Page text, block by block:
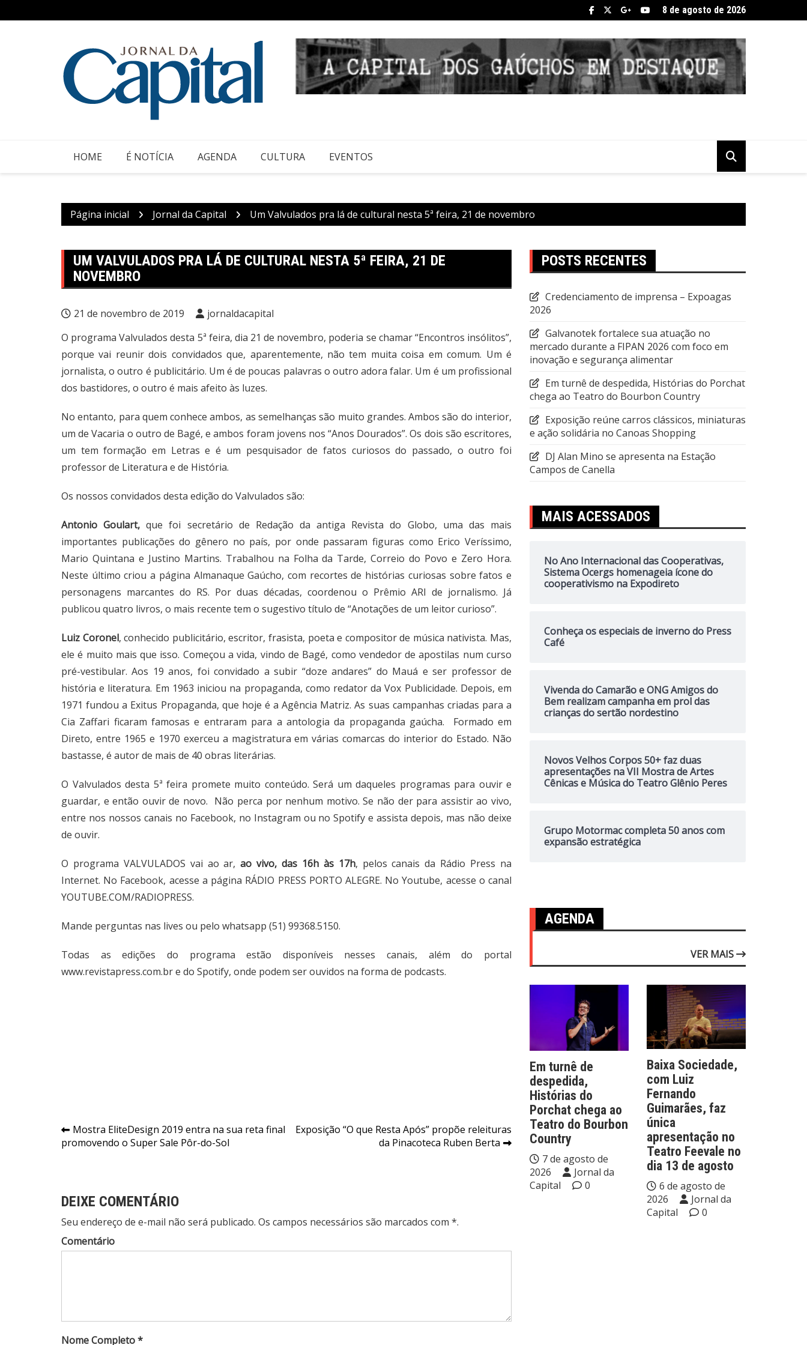
para
8 de agosto de 2026
HOME É NOTÍCIA AGENDA CULTURA EVENTOS
Página inicial Jornal da Capital Um Valvulados pra lá de cultural nesta 5ª feira, 21 de novembro
UM VALVULADOS PRA LÁ DE CULTURAL NESTA 5ª FEIRA, 21 DE
NOVEMBRO
21 de novembro de 2019
jornaldacapital
O programa Valvulados desta 5ª feira, dia 21 de novembro, poderia se chamar “Encontros insólitos”,
porque vai reunir dois convidados que, aparentemente, não tem muita coisa em comum. Um é
jornalista, o outro é publicitário. Um é de poucas palavras o outro adora falar. Um é um profissional
dos bastidores, o outro é mais afeito às luzes.
No entanto, para quem conhece ambos, as semelhanças são muito grandes. Ambos são do interior,
um de Vacaria o outro de Bagé, e ambos foram jovens nos “Anos Dourados”. Os dois são escritores,
um tem formação em Letras e é um pesquisador de fatos curiosos do passado, o outro foi
professor de Literatura e de História.
Os nossos convidados desta edição do Valvulados são:
Antonio Goulart,que foi secretário de Redação da antiga Revista do Globo, uma das mais
importantes publicações do gênero no país, por onde passaram figuras como Erico Veríssimo,
Mario Quintana e Justino Martins. Trabalhou na Folha da Tarde, Correio do Povo e Zero Hora.
Neste último criou a página Almanaque Gaúcho, com recortes de histórias curiosas sobre fatos e
personagens marcantes do RS. Por duas décadas, coordenou o Prêmio ARI de jornalismo. Já
publicou quatro livros, o mais recente tem o sugestivo título de “Anotações de um leitor curioso”.
Luiz Coronel, conhecido publicitário, escritor, frasista, poeta e compositor de música nativista. Mas,
ele é muito mais que isso. Começou a vida, vindo de Bagé, como vendedor de apostilas num curso
pré-vestibular. Aos 19 anos, foi convidado a subir “doze andares” do Mauá e ser professor de
história e literatura. Em 1963 iniciou na propaganda, como redator da Vox Publicidade. Depois, em
1971 fundou a Exitus Propaganda, que hoje é a Agência Matriz. As suas campanhas criadas para a
Cia Zaffari ficaram famosas e entraram para a antologia da propaganda gaúcha. Formado em
Direto, entre 1965 e 1970 exerceu a magistratura em várias comarcas do interior do Estado. Não
bastasse, é autor de mais de 40 obras literárias.
O Valvulados desta 5ª feira promete muito conteúdo. Será um daqueles programas para ouvir e
guardar, e então ouvir de novo. Não perca por nenhum motivo. Se não der para assistir ao vivo,
entre nos nossos canais no Facebook, no Instagram ou no Spotify e assista depois, mas não deixe
de ouvir.
O programa VALVULADOS vai ao ar,ao vivo, das 16h às 17h, pelos canais da Rádio Press na
Internet. No Facebook, acesse a página RÁDIO PRESS PORTO ALEGRE. No Youtube, acesse o canal
YOUTUBE.COM/RADIOPRESS.
Mande perguntas nas lives ou pelo whatsapp (51) 99368.5150.
Todas as edições do programa estão disponíveis nesses canais, além do portal
www.revistapress.com.bre do Spotify, onde podem ser ouvidos na forma de podcasts.
Navegação
de
Mostra EliteDesign 2019 entra na sua reta final
promovendo o Super Sale Pôr-do-Sol
Exposição “O que Resta Após” propõe releituras
da Pinacoteca Ruben Berta
DEIXE COMENTÁRIO
Seu endereço de e-mail não será publicado. Os campos necessários são marcados com *.
Comentário
Nome Completo *
POSTS RECENTES
Credenciamento de imprensa – Expoagas
2026
Galvanotek fortalece sua atuação no
mercado durante a FIPAN 2026 com foco em
inovação e segurança alimentar
Em turnê de despedida, Histórias do Porchat
chega ao Teatro do Bourbon Country
Exposição reúne carros clássicos, miniaturas
e ação solidária no Canoas Shopping
DJ Alan Mino se apresenta na Estação
Campos de Canella
MAIS ACESSADOS
No Ano Internacional das Cooperativas,
Sistema Ocergs homenageia ícone do
cooperativismo na Expodireto
Conheça os especiais de inverno do Press
Café
Vivenda do Camarão e ONG Amigos do
Bem realizam campanha em prol das
crianças do sertão nordestino
Novos Velhos Corpos 50+ faz duas
apresentações na VII Mostra de Artes
Cênicas e Música do Teatro Glênio Peres
Grupo Motormac completa 50 anos com
expansão estratégica
AGENDA
VER MAIS
Em turnê de
despedida,
Histórias do
Porchat chega ao
Teatro do Bourbon
Country
7 de agosto de
2026
Jornal da
Capital
0
Baixa Sociedade,
com Luiz
Fernando
Guimarães, faz
única
apresentação no
Teatro Feevale no
dia 13 de agosto
6 de agosto de
2026
Jornal da
Capital
0